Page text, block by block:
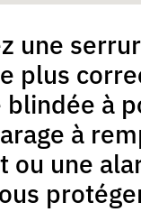
une
plus
à
à
ou une